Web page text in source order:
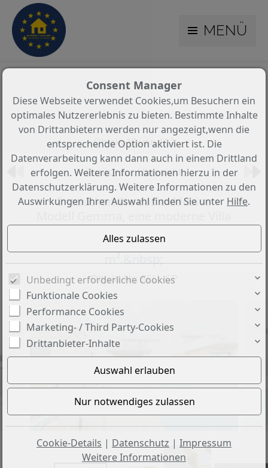
MENÜ
Objekt 18 von 102
Zurück zur Übersicht
Entdecken Sie das exklusive
mit 3 Schlafzimmern, 2 Bädern und
einer bebauten Fläche von 144
m².&nbsp;
Objekt-Nr.: BELL-GP
Consent Manager
Diese Webseite verwendet Cookies,um Besuchern ein
optimales Nutzererlebnis zu bieten. Bestimmte Inhalte
von Drittanbietern werden nur angezeigt,wenn die
entsprechende Option aktiviert ist. Die
Datenverarbeitung kann dann auch in einem Drittland
erfolgen. Weitere Informationen hierzu in der
Datenschutzerklärung. Weitere Informationen zu den
Auswirkungen Ihrer Auswahl finden Sie unter Hilfe.
Unbedingt erforderliche Cookies
Funktionale Cookies
Performance Cookies
Marketing- / Third Party-Cookies
Drittanbieter-Inhalte
Cookie-Details | Datenschutz | Impressum
Weitere Informationen